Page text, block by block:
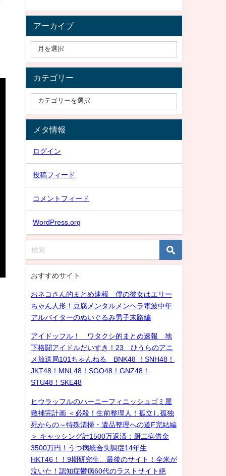
アーカイブ
カテゴリー
メタ情報
ログイン
投稿フィード
コメントフィード
WordPress.org
おすすめサイト
おネコさん的まとめ速報 僕の彼女はエリー
ちゃん人形！豆腐メンタルメンヘラ電波中年
アルバイターのぬいぐるみ男子末路編
アイドッフル！ ワタクシ的まとめ速報 地
下格闘アイドルだいすき！23 ひうらのアニ
メ放送局101ちゃんねる BNK48 ！SNH48！
JKT48！MNL48！SGO48！GNZ48！
STU48！SKE48
ヒウラッフルのハーニーフィニッシュゴミ屋
敷補完計画 ＜必殺！生前整理人！孤立し孤独
死からの～特殊清掃・遺品整理への道F完結編
＞ キャッシング計1500万返済：厨二病借金
3500万円！うつ病統合失調症14年生
HKT46！！9期研究生、最後のサイト！全米が
泣いた！認知症鬱病60代のラストサイト絶